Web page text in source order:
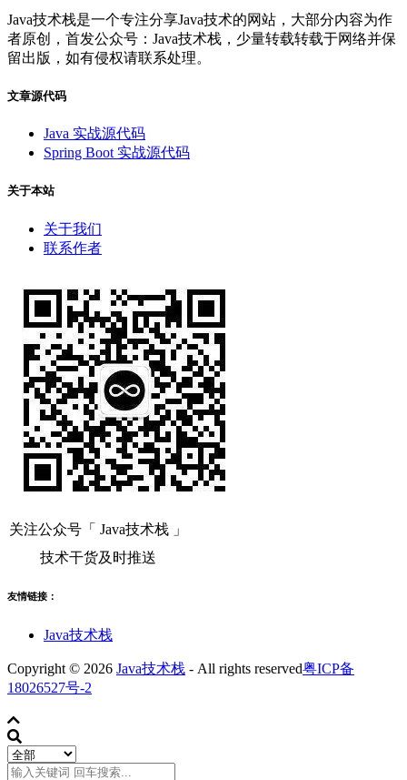
Java技术栈是一个专注分享Java技术的网站，大部分内容为作
者原创，首发公众号：Java技术栈，少量转载转载于网络并保
留出版，如有侵权请联系处理。
文章源代码
Java 实战源代码
Spring Boot 实战源代码
关于本站
关于我们
联系作者
关注公众号「 Java技术栈 」
技术干货及时推送
友情链接：
Java技术栈
Copyright © 2026 Java技术栈 - All rights reserved粤ICP备
18026527号-2